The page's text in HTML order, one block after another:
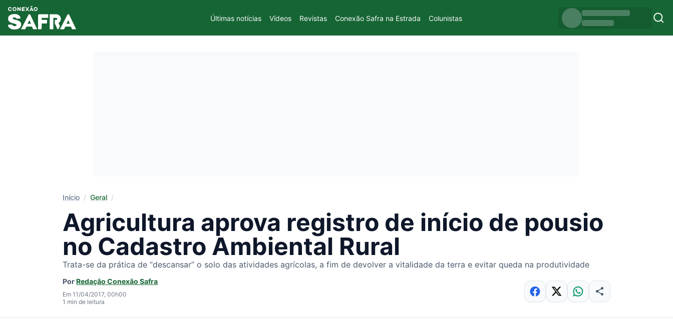
Últimas notícias Vídeos Revistas Conexão Safra na Estrada Colunistas
Início /Geral /
Agricultura aprova registro de início de pousio
no Cadastro Ambiental Rural
Trata-se da prática de “descansar” o solo das atividades agrícolas, a fim de devolver a vitalidade da terra e evitar queda na produtividade
PorRedação Conexão Safra
Em 11/04/2017, 00h00
1 min de leitura